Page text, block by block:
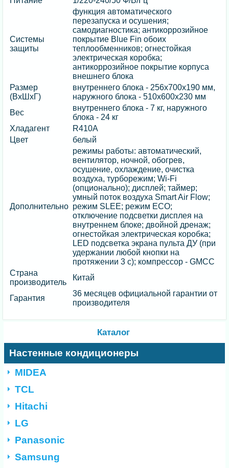
Системы
защиты
функция автоматического
перезапуска и осушения;
самодиагностика; антикоррозийное
покрытие Blue Fin обоих
теплообменников; огнестойкая
электрическая коробка;
антикоррозийное покрытие корпуса
внешнего блока
Размер
(ВхШхГ)
внутреннего блока - 256х700х190 мм,
наружного блока - 510х600х230 мм
Вес
внутреннего блока - 7 кг, наружного
блока - 24 кг
Хладагент
R410A
Цвет
белый
Дополнительно
режимы работы: автоматический,
вентилятор, ночной, обогрев,
осушение, охлаждение, очистка
воздуха, турборежим; Wi-Fi
(опционально); дисплей; таймер;
умный поток воздуха Smart Air Flow;
режим SLEE; режим ECO;
отключение подсветки дисплея на
внутреннем блоке; двойной дренаж;
огнестойкая электрическая коробка;
LED подсветка экрана пульта ДУ (при
удержании любой кнопки на
протяжении 3 с); компрессор - GMCC
Страна
производитель
Китай
Гарантия
36 месяцев официальной гарантии от
производителя
Каталог
Настенные кондиционеры
MIDEA
TCL
Hitachi
LG
Panasonic
Samsung